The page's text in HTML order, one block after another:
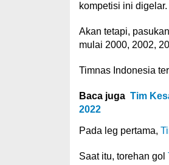
kompetisi ini digelar.
Akan tetapi,
mulai 2000, 2002,
Timnas Indonesia
Baca juga Tim
2022
Pada leg pertama,
Saat itu, torehan gol